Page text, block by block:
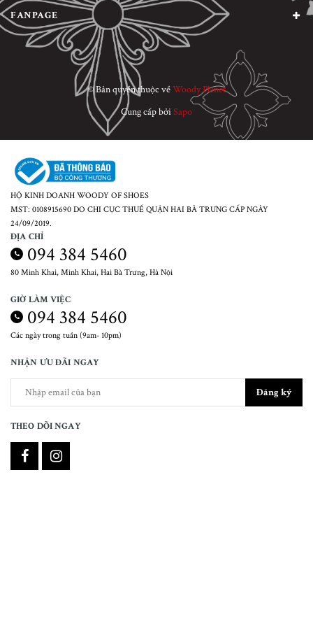
FANPAGE
© Bản quyền thuộc vềWoody Planet
Cung cấp bởiSapo
HỘ KINH DOANH WOODY OF SHOES
MST: 0108915690 DO CHI CỤC THUẾ QUẬN HAI BÀ TRƯNG CẤP NGÀY
24/09/2019.
ĐỊA CHỈ
094 384 5460
80 Minh Khai, Minh Khai, Hai Bà Trưng, Hà Nội
GIỜ LÀM VIỆC
094 384 5460
Các ngày trong tuần (9am- 10pm)
NHẬN ƯU ĐÃI NGAY
Đăng ký
THEO DÕI NGAY